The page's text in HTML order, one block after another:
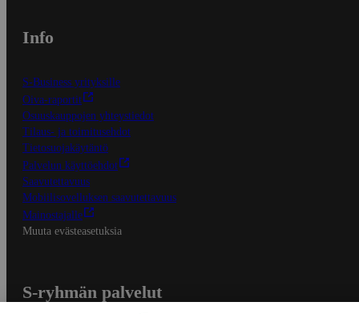
Info
S-Business yrityksille
Oiva-raportit
Osuuskauppojen yhteystiedot
Tilaus- ja toimitusehdot
Tietosuojakäytäntö
Palvelun käyttöehdot
Saavutettavuus
Mobiilisovelluksen saavutettavuus
Mainostajalle
Muuta evästeasetuksia
S-ryhmän palvelut